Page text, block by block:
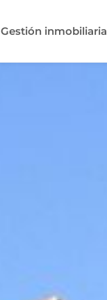
Gestión inmobiliaria